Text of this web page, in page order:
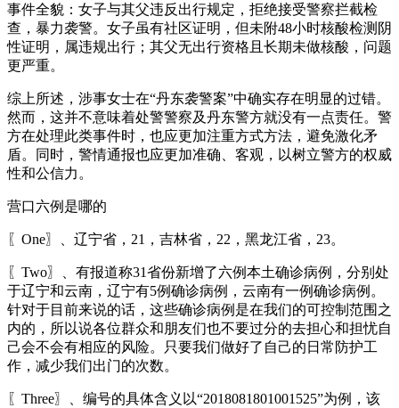
事件全貌：女子与其父违反出行规定，拒绝接受警察拦截检
查，暴力袭警。女子虽有社区证明，但未附48小时核酸检测阴
性证明，属违规出行；其父无出行资格且长期未做核酸，问题
更严重。
综上所述，涉事女士在“丹东袭警案”中确实存在明显的过错。
然而，这并不意味着处警警察及丹东警方就没有一点责任。警
方在处理此类事件时，也应更加注重方式方法，避免激化矛
盾。同时，警情通报也应更加准确、客观，以树立警方的权威
性和公信力。
营口六例是哪的
〖One〗、辽宁省，21，吉林省，22，黑龙江省，23。
〖Two〗、有报道称31省份新增了六例本土确诊病例，分别处
于辽宁和云南，辽宁有5例确诊病例，云南有一例确诊病例。
针对于目前来说的话，这些确诊病例是在我们的可控制范围之
内的，所以说各位群众和朋友们也不要过分的去担心和担忧自
己会不会有相应的风险。只要我们做好了自己的日常防护工
作，减少我们出门的次数。
〖Three〗、编号的具体含义以“2018081801001525”为例，该